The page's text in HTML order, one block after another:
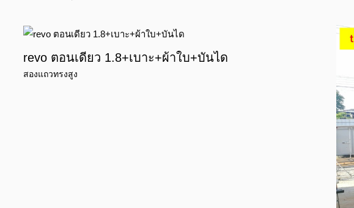
revo ตอนเดียว 1.8+เบาะ+ผ้าใบ+บันได
สองแถวทรงสูง